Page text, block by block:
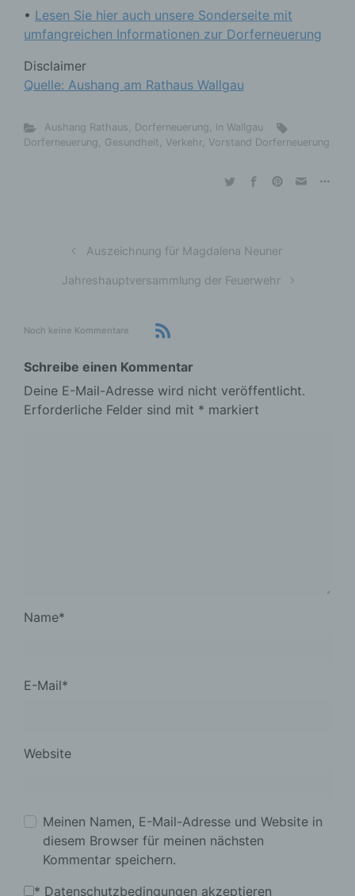
• Lesen Sie hier auch unsere Sonderseite mit
umfangreichen Informationen zur Dorferneuerung
Disclaimer
Quelle: Aushang am Rathaus Wallgau
Aushang Rathaus, Dorferneuerung, in Wallgau
Dorferneuerung, Gesundheit, Verkehr, Vorstand Dorferneuerung
Auszeichnung für Magdalena Neuner
Jahreshauptversammlung der Feuerwehr
Noch keine Kommentare
Schreibe einen Kommentar
Deine E-Mail-Adresse wird nicht veröffentlicht.
Erforderliche Felder sind mit * markiert
Name*
E-Mail*
Website
Meinen Namen, E-Mail-Adresse und Website in
diesem Browser für meinen nächsten
Kommentar speichern.
* Datenschutzbedingungen akzeptieren